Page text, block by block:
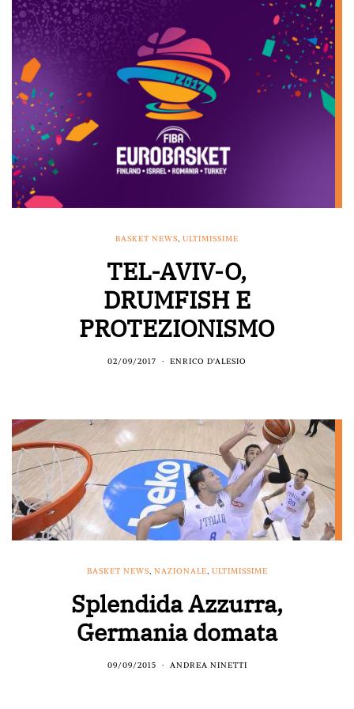
BASKET NEWS, ULTIMISSIME
TEL-AVIV-O,
DRUMFISH E
PROTEZIONISMO
02/09/2017 ENRICO D'ALESIO
BASKET NEWS, NAZIONALE, ULTIMISSIME
Splendida Azzurra,
Germania domata
09/09/2015 ANDREA NINETTI